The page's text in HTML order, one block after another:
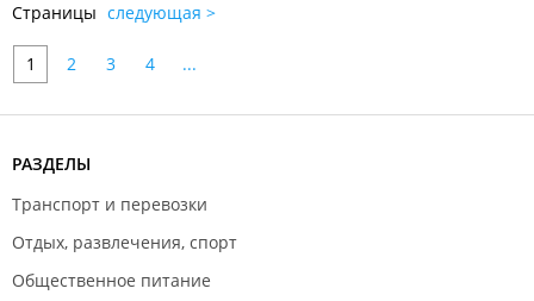
Страницы следующая >
1 2 3 4 ...
РАЗДЕЛЫ
Транспорт и перевозки
Отдых, развлечения, спорт
Общественное питание